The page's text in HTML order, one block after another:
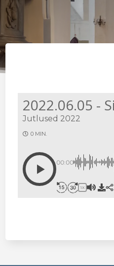
2022.06.05 -
Jutlused 2022
0 MIN.
00:00
1X